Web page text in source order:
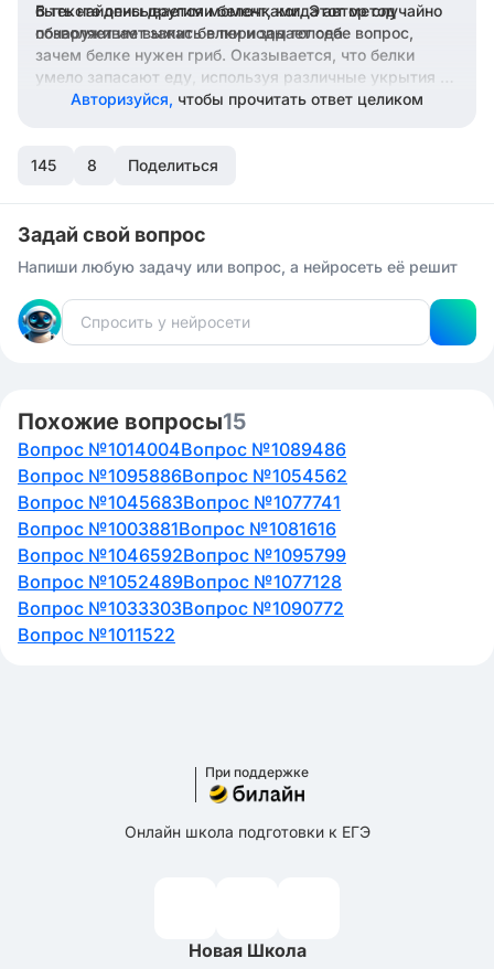
быть найдены другими белочками. Этот метод
позволяет им выжить в периоды голода.
В тексте описывается момент, когда автор случайно
обнаруживает запас белки и задает себе вопрос,
зачем белке нужен гриб. Оказывается, что белки
умело запасают еду, используя различные укрытия в
лесу.Авторизуйся, чтобы прочитать ответ целиком
145 8 Поделиться
Задай свой вопрос
Напиши любую задачу или вопрос, а нейросеть её решит
Похожие вопросы15
Вопрос №1014004Вопрос №1089486
Вопрос №1095886Вопрос №1054562
Вопрос №1045683Вопрос №1077741
Вопрос №1003881Вопрос №1081616
Вопрос №1046592Вопрос №1095799
Вопрос №1052489Вопрос №1077128
Вопрос №1033303Вопрос №1090772
Вопрос №1011522
При поддержке
Онлайн школа подготовки к ЕГЭ
Новая Школа